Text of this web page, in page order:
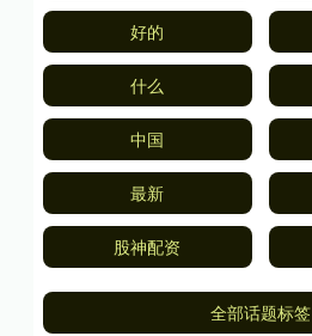
好的
什么
中国
最新
股神配资
全部话题标签